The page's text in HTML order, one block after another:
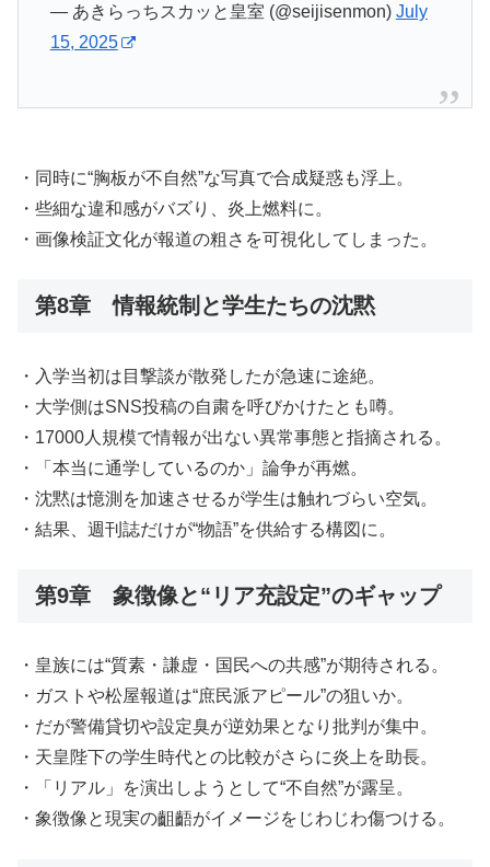
— あきらっちスカッと皇室 (@seijisenmon) July
15, 2025
・同時に“胸板が不自然”な写真で合成疑惑も浮上。
・些細な違和感がバズり、炎上燃料に。
・画像検証文化が報道の粗さを可視化してしまった。
第8章 情報統制と学生たちの沈黙
・入学当初は目撃談が散発したが急速に途絶。
・大学側はSNS投稿の自粛を呼びかけたとも噂。
・17000人規模で情報が出ない異常事態と指摘される。
・「本当に通学しているのか」論争が再燃。
・沈黙は憶測を加速させるが学生は触れづらい空気。
・結果、週刊誌だけが“物語”を供給する構図に。
第9章 象徴像と“リア充設定”のギャップ
・皇族には“質素・謙虚・国民への共感”が期待される。
・ガストや松屋報道は“庶民派アピール”の狙いか。
・だが警備貸切や設定臭が逆効果となり批判が集中。
・天皇陛下の学生時代との比較がさらに炎上を助長。
・「リアル」を演出しようとして“不自然”が露呈。
・象徴像と現実の齟齬がイメージをじわじわ傷つける。